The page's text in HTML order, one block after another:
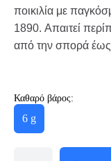
ποικιλία με
1890. Απαιτεί
από την σπορά έως
Καθαρό βάρος:
6 g